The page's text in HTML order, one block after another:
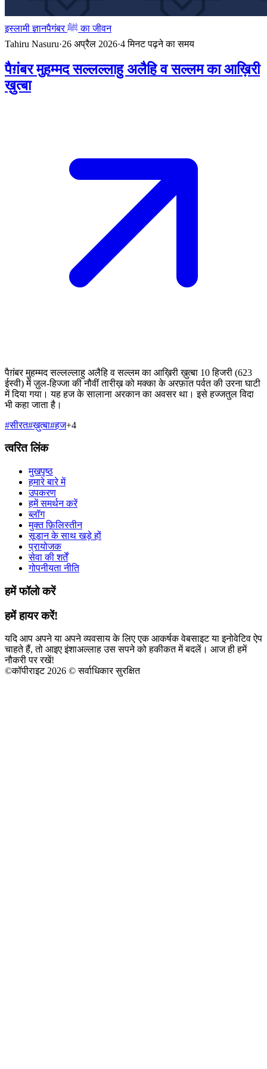
इस्लामी ज्ञान
पैगंबर ﷺ का जीवन
Tahiru Nasuru·26 अप्रैल 2026·4 मिनट पढ़ने का समय
पैग़ंबर मुहम्मद सल्लल्लाहु अलैहि व सल्लम का आख़िरी
ख़ुत्बा
पैग़ंबर मुहम्मद सल्लल्लाहु अलैहि व सल्लम का आख़िरी ख़ुत्बा 10 हिजरी (623
ईस्वी) में ज़ुल-हिज्जा की नौवीं तारीख़ को मक्का के अरफ़ात पर्वत की उरना घाटी
में दिया गया। यह हज के सालाना अरकान का अवसर था। इसे हज्जतुल विदा
भी कहा जाता है।
#सीरत#ख़ुत्बा#हज+4
त्वरित लिंक
मुखपृष्ठ
हमारे बारे में
उपकरण
हमें समर्थन करें
ब्लॉग
मुक्त फ़िलिस्तीन
सूडान के साथ खड़े हों
प्रायोजक
सेवा की शर्तें
गोपनीयता नीति
हमें फॉलो करें
हमें हायर करें!
यदि आप अपने या अपने व्यवसाय के लिए एक आकर्षक वेबसाइट या इनोवेटिव ऐप
चाहते हैं, तो आइए इंशाअल्लाह उस सपने को हकीकत में बदलें। आज ही हमें
नौकरी पर रखें!
©कॉपीराइट 2026 © सर्वाधिकार सुरक्षित